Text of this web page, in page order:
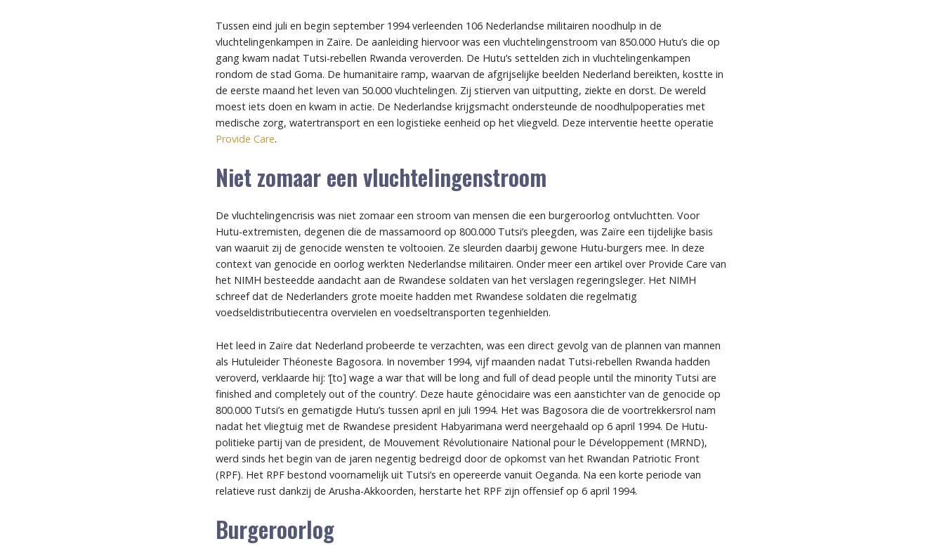
Tussen eind juli en begin september 1994 verleenden 106 Nederlandse militairen noodhulp in de
vluchtelingenkampen in Zaïre. De aanleiding hiervoor was een vluchtelingenstroom van 850.000 Hutu’s die op
gang kwam nadat Tutsi-rebellen Rwanda veroverden. De Hutu’s settelden zich in vluchtelingenkampen
rondom de stad Goma. De humanitaire ramp, waarvan de afgrijselijke beelden Nederland bereikten, kostte in
de eerste maand het leven van 50.000 vluchtelingen. Zij stierven van uitputting, ziekte en dorst. De wereld
moest iets doen en kwam in actie. De Nederlandse krijgsmacht ondersteunde de noodhulpoperaties met
medische zorg, watertransport en een logistieke eenheid op het vliegveld. Deze interventie heette operatie
Provide Care.
Niet zomaar een vluchtelingenstroom
De vluchtelingencrisis was niet zomaar een stroom van mensen die een burgeroorlog ontvluchtten. Voor
Hutu-extremisten, degenen die de massamoord op 800.000 Tutsi’s pleegden, was Zaïre een tijdelijke basis
van waaruit zij de genocide wensten te voltooien. Ze sleurden daarbij gewone Hutu-burgers mee. In deze
context van genocide en oorlog werkten Nederlandse militairen. Onder meer een artikel over Provide Care van
het NIMH besteedde aandacht aan de Rwandese soldaten van het verslagen regeringsleger. Het NIMH
schreef dat de Nederlanders grote moeite hadden met Rwandese soldaten die regelmatig
voedseldistributiecentra overvielen en voedseltransporten tegenhielden.
Het leed in Zaïre dat Nederland probeerde te verzachten, was een direct gevolg van de plannen van mannen
als Hutuleider Théoneste Bagosora. In november 1994, vijf maanden nadat Tutsi-rebellen Rwanda hadden
veroverd, verklaarde hij: ‘[to] wage a war that will be long and full of dead people until the minority Tutsi are
finished and completely out of the country’. Deze haute génocidaire was een aanstichter van de genocide op
800.000 Tutsi’s en gematigde Hutu’s tussen april en juli 1994. Het was Bagosora die de voortrekkersrol nam
nadat het vliegtuig met de Rwandese president Habyarimana werd neergehaald op 6 april 1994. De Hutu-
politieke partij van de president, de Mouvement Révolutionaire National pour le Développement (MRND),
werd sinds het begin van de jaren negentig bedreigd door de opkomst van het Rwandan Patriotic Front
(RPF). Het RPF bestond voornamelijk uit Tutsi’s en opereerde vanuit Oeganda. Na een korte periode van
relatieve rust dankzij de Arusha-Akkoorden, herstarte het RPF zijn offensief op 6 april 1994.
Burgeroorlog